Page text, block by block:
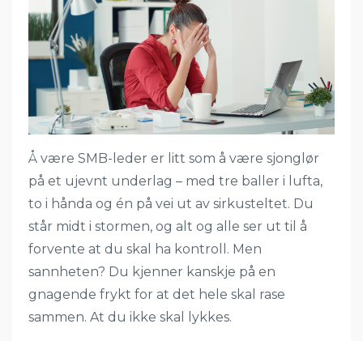
Å være SMB-leder er litt som å være sjonglør
på et ujevnt underlag – med tre baller i lufta,
to i hånda og én på vei ut av sirkusteltet. Du
står midt i stormen, og alt og alle ser ut til å
forvente at du skal ha kontroll. Men
sannheten? Du kjenner kanskje på en
gnagende frykt for at det hele skal rase
sammen. At du ikke skal lykkes.